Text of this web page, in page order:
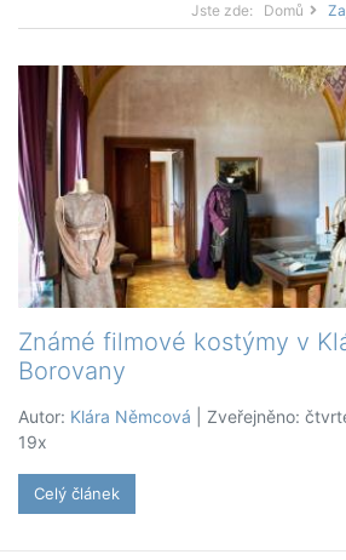
Jste zde: Domů
Známé filmové kostýmy v
Borovany
Autor: Klára Němcová | Zveřejněno:
19x
Celý článek